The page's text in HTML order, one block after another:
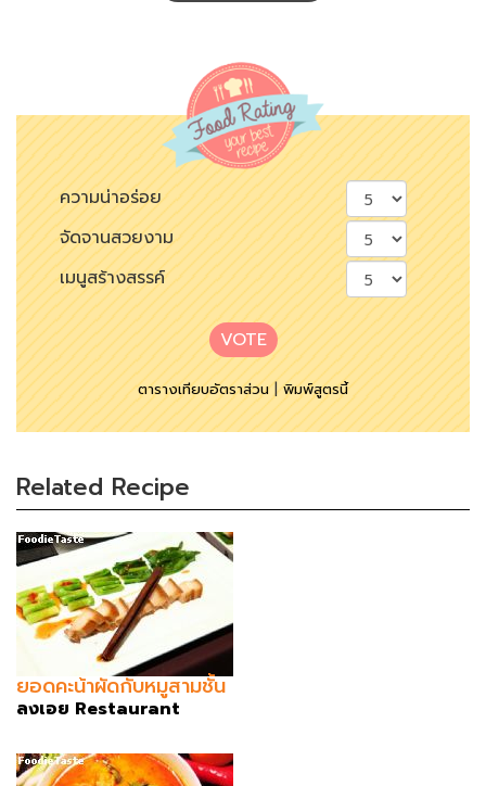
ความน่าอร่อย
จัดจานสวยงาม
เมนูสร้างสรรค์
VOTE
ตารางเทียบอัตราส่วน|พิมพ์สูตรนี้
Related Recipe
ยอดคะน้าผัดกับหมูสามชั้น
ลงเอย Restaurant